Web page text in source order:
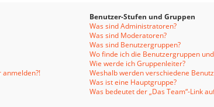
Benutzer-Stufen und Gruppen
Was sind Administratoren?
Was sind Moderatoren?
Was sind Benutzergruppen?
Wo finde ich die Benutzergruppen
Wie werde ich Gruppenleiter?
Weshalb werden verschiedene
Was ist eine Hauptgruppe?
Was bedeutet der „Das Team“-Link